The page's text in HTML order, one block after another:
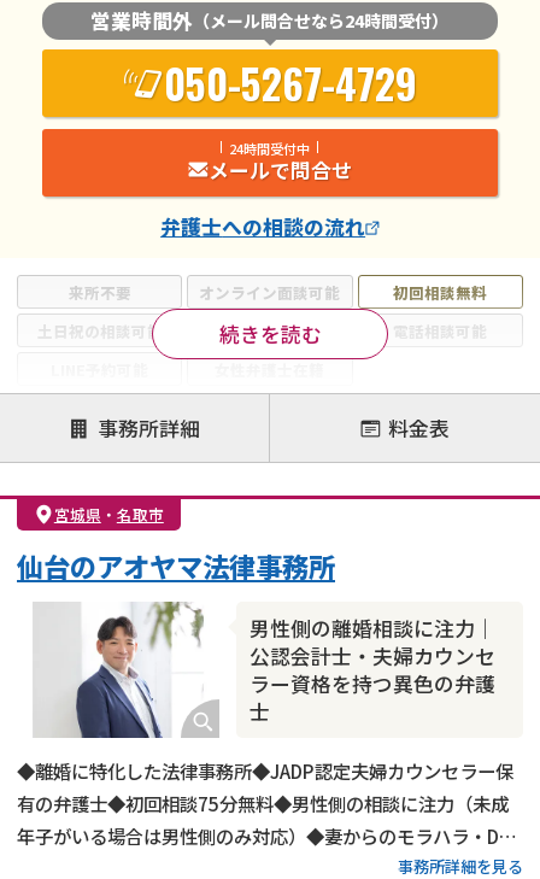
来所不要 オンライン面談可能
初回相談無料
土日祝の相談可能
19時以降電話可能
電話相談可能
注力案件
離婚前相談
離婚調停
離婚裁判
親権・面会交流権
DV
モラハラ
不貞・不倫慰謝料請求
財産分与
内縁の夫婦
続きを読む
営業時間外 （メール問合せなら24時間受付）
050-5267-4729
24時間受付中
メールで問合せ
弁護士への相談の流れ
事務所詳細 料金表
宮城県 ・ 名取市
男性側の離婚相談に注力｜
公認会計士・夫婦カウンセ
ラー資格を持つ異色の弁護
士
仙台のアオヤマ法律事務所
◆離婚に特化した法律事務所◆JADP認定夫婦カウンセラー保
有の弁護士◆初回相談75分無料◆男性側の相談に注力（未成
年子がいる場合は男性側のみ対応）◆妻からのモラハラ・DV
事務所詳細を見る